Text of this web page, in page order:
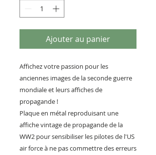
Ajouter au panier
Affichez votre passion pour les
anciennes images de la seconde guerre
mondiale et leurs affiches de
propagande !
Plaque en métal reproduisant une
affiche vintage de propagande de la
WW2 pour sensibiliser les pilotes de l'US
air force à ne pas commettre des erreurs